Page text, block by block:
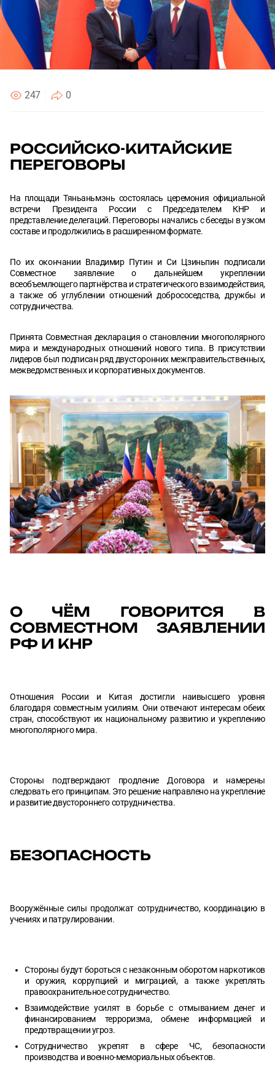
РОССИЙСКО-КИТАЙСКИЕ
ПЕРЕГОВОРЫ
На площади Тяньаньмэнь состоялась церемония официальной
встречи Президента России с Председателем КНР и
представление делегаций. Переговоры начались с беседы в узком
составе и продолжились в расширенном формате.
По их окончании Владимир Путин и Си Цзиньпин подписали
Совместное заявление о дальнейшем укреплении
всеобъемлющего партнёрства и стратегического взаимодействия,
а также об углублении отношений добрососедства, дружбы и
сотрудничества.
Принята Совместная декларация о становлении многополярного
мира и международных отношений нового типа. В присутствии
лидеров был подписан ряд двусторонних межправительственных,
межведомственных и корпоративных документов.
О ЧЁМ ГОВОРИТСЯ В
СОВМЕСТНОМ ЗАЯВЛЕНИИ
РФ И КНР
Отношения России и Китая достигли наивысшего уровня
благодаря совместным усилиям. Они отвечают интересам обеих
стран, способствуют их национальному развитию и укреплению
многополярного мира.
Стороны подтверждают продление Договора и намерены
следовать его принципам. Это решение направлено на укрепление
и развитие двустороннего сотрудничества.
БЕЗОПАСНОСТЬ
Вооружённые силы продолжат сотрудничество, координацию в
учениях и патрулировании.
Стороны будут бороться с незаконным оборотом наркотиков
и оружия, коррупцией и миграцией, а также укреплять
правоохранительное сотрудничество.
Взаимодействие усилят в борьбе с отмыванием денег и
финансированием терроризма, обмене информацией и
предотвращении угроз.
Сотрудничество укрепят в сфере ЧС, безопасности
производства и военно-мемориальных объектов.
247 0
Согласен с политикой конфиденциальности
ОТПРАВИТЬ
Согласен с политикой конфиденциальности
ОТПРАВИТЬ